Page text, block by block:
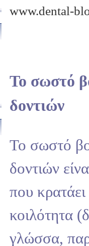
www.dental-
Το σωστό
δοντιών
Το σωστό
δοντιών
που
κοιλότητα
γλώσσα,